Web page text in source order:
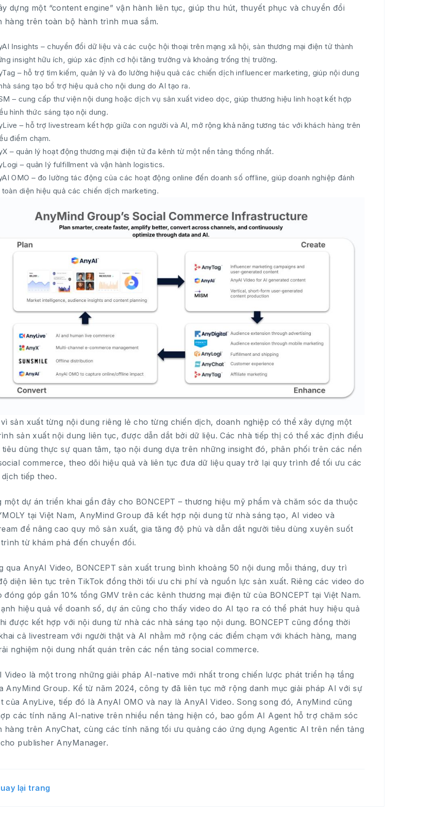
dựng một “content engine” vận hành liên tục, giúp thu hút, thuyết phục và chuyển đổi
hàng trên toàn bộ hành trình mua sắm.
Insights – chuyển đổi dữ liệu và các cuộc hội thoại trên mạng xã hội, sàn thương mại điện tử thành
insight hữu ích, giúp xác định cơ hội tăng trưởng và khoảng trống thị trường.
– hỗ trợ tìm kiếm, quản lý và đo lường hiệu quả các chiến dịch influencer marketing, giúp nội dung
sáng tạo bổ trợ hiệu quả cho nội dung do AI tạo ra.
– cung cấp thư viện nội dung hoặc dịch vụ sản xuất video dọc, giúp thương hiệu linh hoạt kết hợp
hình thức sáng tạo nội dung.
– hỗ trợ livestream kết hợp giữa con người và AI, mở rộng khả năng tương tác với khách hàng trên
điểm chạm.
– quản lý hoạt động thương mại điện tử đa kênh từ một nền tảng thống nhất.
– quản lý fulfillment và vận hành logistics.
OMO – đo lường tác động của các hoạt động online đến doanh số offline, giúp doanh nghiệp đánh
toàn diện hiệu quả các chiến dịch marketing.
sản xuất từng nội dung riêng lẻ cho từng chiến dịch, doanh nghiệp có thể xây dựng một
sản xuất nội dung liên tục, được dẫn dắt bởi dữ liệu. Các nhà tiếp thị có thể xác định điều
tiêu dùng thực sự quan tâm, tạo nội dung dựa trên những insight đó, phân phối trên các nền
commerce, theo dõi hiệu quả và liên tục đưa dữ liệu quay trở lại quy trình để tối ưu các
tiếp theo.
một dự án triển khai gần đây cho BONCEPT – thương hiệu mỹ phẩm và chăm sóc da thuộc
tại Việt Nam, AnyMind Group đã kết hợp nội dung từ nhà sáng tạo, AI video và
để nâng cao quy mô sản xuất, gia tăng độ phủ và dẫn dắt người tiêu dùng xuyên suốt
từ khám phá đến chuyển đổi.
qua AnyAI Video, BONCEPT sản xuất trung bình khoảng 50 nội dung mỗi tháng, duy trì
diện liên tục trên TikTok đồng thời tối ưu chi phí và nguồn lực sản xuất. Riêng các video do
đóng góp gần 10% tổng GMV trên các kênh thương mại điện tử của BONCEPT tại Việt Nam.
hiệu quả về doanh số, dự án cũng cho thấy video do AI tạo ra có thể phát huy hiệu quả
được kết hợp với nội dung từ nhà các nhà sáng tạo nội dung. BONCEPT cũng đồng thời
cả livestream với người thật và AI nhằm mở rộng các điểm chạm với khách hàng, mang
nghiệm nội dung nhất quán trên các nền tảng social commerce.
Video là một trong những giải pháp AI-native mới nhất trong chiến lược phát triển hạ tầng
AnyMind Group. Kể từ năm 2024, công ty đã liên tục mở rộng danh mục giải pháp AI với sự
của AnyLive, tiếp đó là AnyAI OMO và nay là AnyAI Video. Song song đó, AnyMind cũng
các tính năng AI-native trên nhiều nền tảng hiện có, bao gồm AI Agent hỗ trợ chăm sóc
hàng trên AnyChat, cùng các tính năng tối ưu quảng cáo ứng dụng Agentic AI trên nền tảng
publisher AnyManager.
lại trang